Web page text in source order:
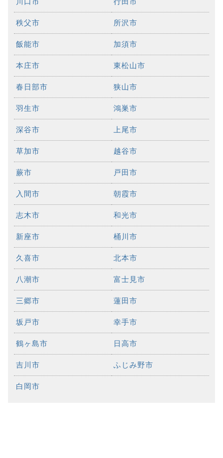
秩父市 所沢市
飯能市 加須市
本庄市 東松山市
春日部市 狭山市
羽生市 鴻巣市
深谷市 上尾市
草加市 越谷市
蕨市 戸田市
入間市 朝霞市
志木市 和光市
新座市 桶川市
久喜市 北本市
八潮市 富士見市
三郷市 蓮田市
坂戸市 幸手市
鶴ヶ島市 日高市
吉川市 ふじみ野市
白岡市